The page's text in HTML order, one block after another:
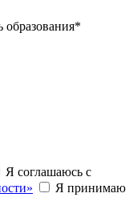
*
Я соглашаюсь с
Я принимаю